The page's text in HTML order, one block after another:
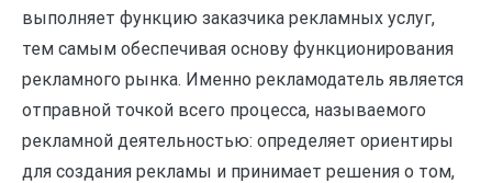
выполняет функцию заказчика рекламных услуг,
тем самым обеспечивая основу функционирования
рекламного рынка. Именно рекламодатель является
отправной точкой всего процесса, называемого
рекламной деятельностью: определяет ориентиры
для создания рекламы и принимает решения о том,